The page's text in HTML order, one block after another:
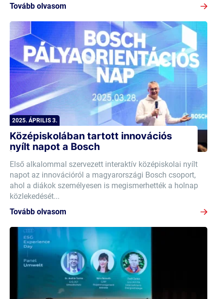
Tovább olvasom
2025. ÁPRILIS 3.
Középiskolában tartott innovációs
nyílt napot a Bosch
Első alkalommal szervezett interaktív középiskolai nyílt
napot az innovációról a magyarországi Bosch csoport,
ahol a diákok személyesen is megismerhették a holnap
közlekedését...
Tovább olvasom